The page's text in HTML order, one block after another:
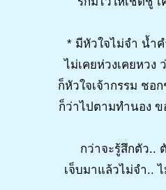
* มีหัวใจไม่จำ น้ำ
ไม่เคยห่วงเคยหวง
ก็หัวใจเจ้ากรรม ชอ
ก็ว่าไปตามทำนอง
กว่าจะรู้สึกตัว..
เจ็บมาแล้วไม่จำ..